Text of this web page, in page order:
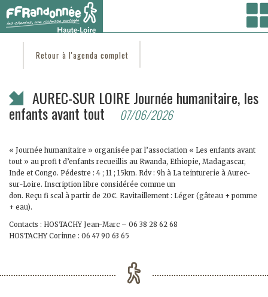
Vous êtes ici :Accueil/C'est d'actu
/ AUREC-SUR LOIRE Journée humanitaire, les enfants
avant tout
Retour à l'agenda complet
AUREC-SUR LOIRE Journée humanitaire, les
enfants avant tout 07/06/2026
« Journée humanitaire » organisée par l’association « Les enfants avant
tout » au profi t d’enfants recueillis au Rwanda, Ethiopie, Madagascar,
Inde et Congo. Pédestre : 4 ; 11 ; 15km. Rdv : 9h à La teinturerie à Aurec-
sur-Loire. Inscription libre considérée comme un
don. Reçu fi scal à partir de 20€. Ravitaillement : Léger (gâteau + pomme
+ eau).
Contacts : HOSTACHY Jean-Marc – 06 38 28 62 68
HOSTACHY Corinne : 06 47 90 63 65